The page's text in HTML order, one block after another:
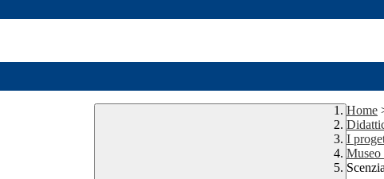
Home
I
Museo